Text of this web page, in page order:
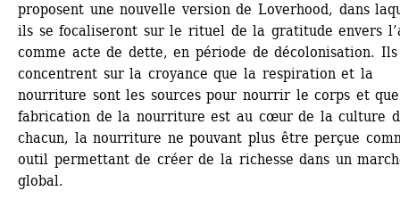
proposent une nouvelle version de Loverhood, dans
ils se focaliseront sur le rituel de la gratitude envers
comme acte de dette, en période de décolonisation. Ils
concentrent sur la croyance que la respiration et la
nourriture sont les sources pour nourrir le corps et
fabrication de la nourriture est au cœur de la culture
chacun, la nourriture ne pouvant plus être perçue
outil permettant de créer de la richesse dans un
global.